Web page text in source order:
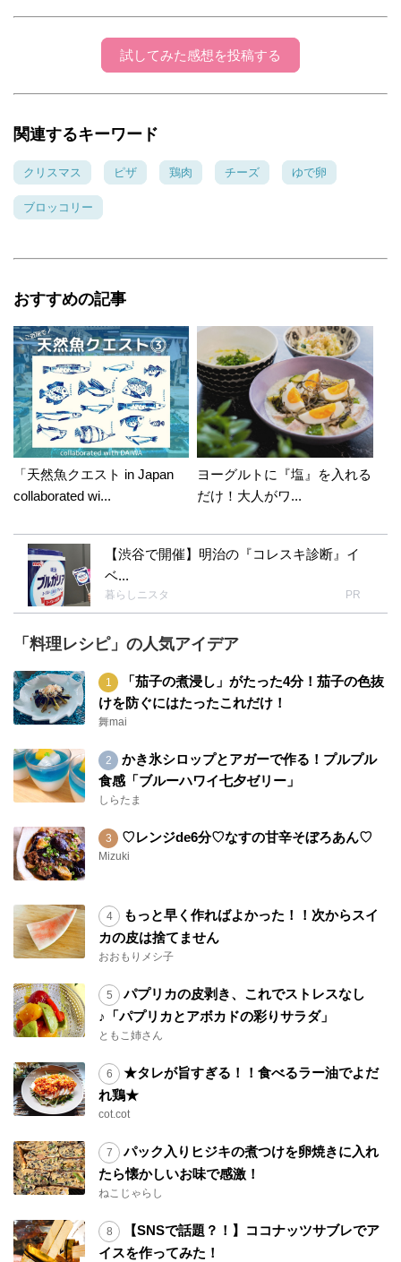
試してみた感想を投稿する
関連するキーワード
クリスマス ピザ 鶏肉 チーズ ゆで卵
ブロッコリー
おすすめの記事
「天然魚クエスト in Japan
collaborated wi...
ヨーグルトに『塩』を入れる
だけ！大人がワ...
【渋谷で開催】明治の『コレスキ診断』イ
ベ...
暮らしニスタ PR
「料理レシピ」の人気アイデア
「茄子の煮浸し」がたった4分！茄子の色抜
けを防ぐにはたったこれだけ！
舞mai
かき氷シロップとアガーで作る！プルプル
食感「ブルーハワイ七夕ゼリー」
しらたま
♡レンジde6分♡なすの甘辛そぼろあん♡
Mizuki
もっと早く作ればよかった！！次からスイ
カの皮は捨てません
おおもりメシ子
パプリカの皮剥き、これでストレスなし
♪「パプリカとアボカドの彩りサラダ」
ともこ姉さん
★タレが旨すぎる！！食べるラー油でよだ
れ鶏★
cot.cot
パック入りヒジキの煮つけを卵焼きに入れ
たら懐かしいお味で感激！
ねこじゃらし
【SNSで話題？！】ココナッツサブレでア
イスを作ってみた！